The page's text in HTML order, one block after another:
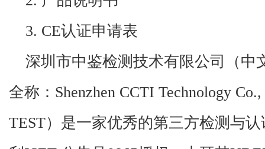
3. CE认证申请表
深圳市中鉴检测技术有限公司（中
全称： Shenzhen CCTI Technology
TEST）是一家优秀的第三方检测与